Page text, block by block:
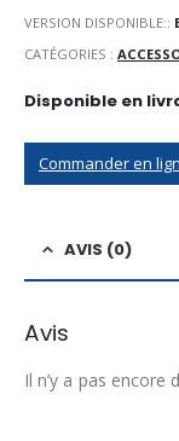
VERSION DISPONIBLE::
CATÉGORIES :
Disponible en
Commander en
AVIS (0)
Avis
Il n’y a pas encore